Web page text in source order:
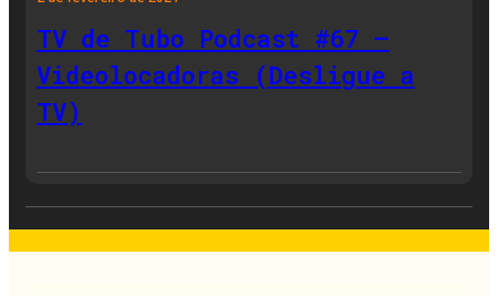
TV de Tubo Podcast #67 –
Videolocadoras (Desligue a
TV)